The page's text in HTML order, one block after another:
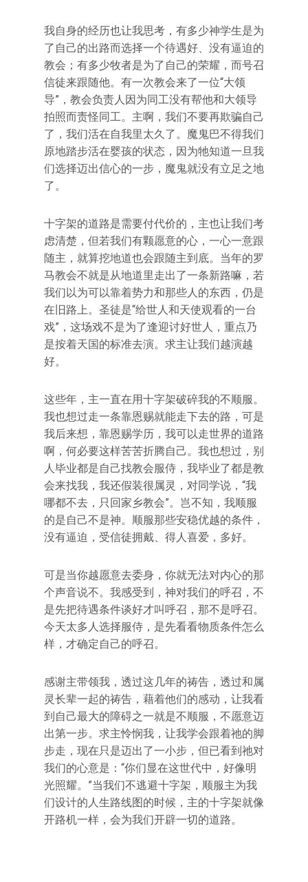
我自身的经历也让我思考，有多少神学生是为
了自己的出路而选择一个待遇好、没有逼迫的
教会；有多少牧者是为了自己的荣耀，而号召
信徒来跟随他。有一次教会来了一位“大领
导”，教会负责人因为同工没有帮他和大领导
拍照而责怪同工。主啊，我们不要再欺骗自己
了，我们活在自我里太久了。魔鬼巴不得我们
原地踏步活在婴孩的状态，因为牠知道一旦我
们选择迈出信心的一步，魔鬼就没有立足之地
了。
十字架的道路是需要付代价的，主也让我们考
虑清楚，但若我们有颗愿意的心，一心一意跟
随主，就算挖地道也会跟随主到底。当年的罗
马教会不就是从地道里走出了一条新路嘛，若
我们以为可以靠着势力和那些人的东西，仍是
在旧路上。圣徒是“给世人和天使观看的一台
戏”，这场戏不是为了逢迎讨好世人，重点乃
是按着天国的标准去演。求主让我们越演越
好。
这些年，主一直在用十字架破碎我的不顺服。
我也想过走一条靠恩赐就能走下去的路，可是
我后来想，靠恩赐学历，我可以走世界的道路
啊，何必要这样苦苦折腾自己。我也想过，别
人毕业都是自己找教会服侍，我毕业了都是教
会来找我，我还假装很属灵，对同学说，“我
哪都不去，只回家乡教会”。岂不知，我顺服
的是自己不是神。顺服那些安稳优越的条件，
没有逼迫，受信徒拥戴、得人喜爱，多好。
可是当你越愿意去委身，你就无法对内心的那
个声音说不。我感受到，神对我们的呼召，不
是先把待遇条件谈好才叫呼召，那不是呼召。
今天太多人选择服侍，是先看看物质条件怎么
样，才确定自己的呼召。
感谢主带领我，透过这几年的祷告，透过和属
灵长辈一起的祷告，藉着他们的感动，让我看
到自己最大的障碍之一就是不顺服，不愿意迈
出第一步。求主怜悯我，让我学会跟着祂的脚
步走，现在只是迈出了一小步，但已看到祂对
我们的心意是：“你们显在这世代中，好像明
光照耀。”当我们不逃避十字架，顺服主为我
们设计的人生路线图的时候，主的十字架就像
开路机一样，会为我们开辟一切的道路。